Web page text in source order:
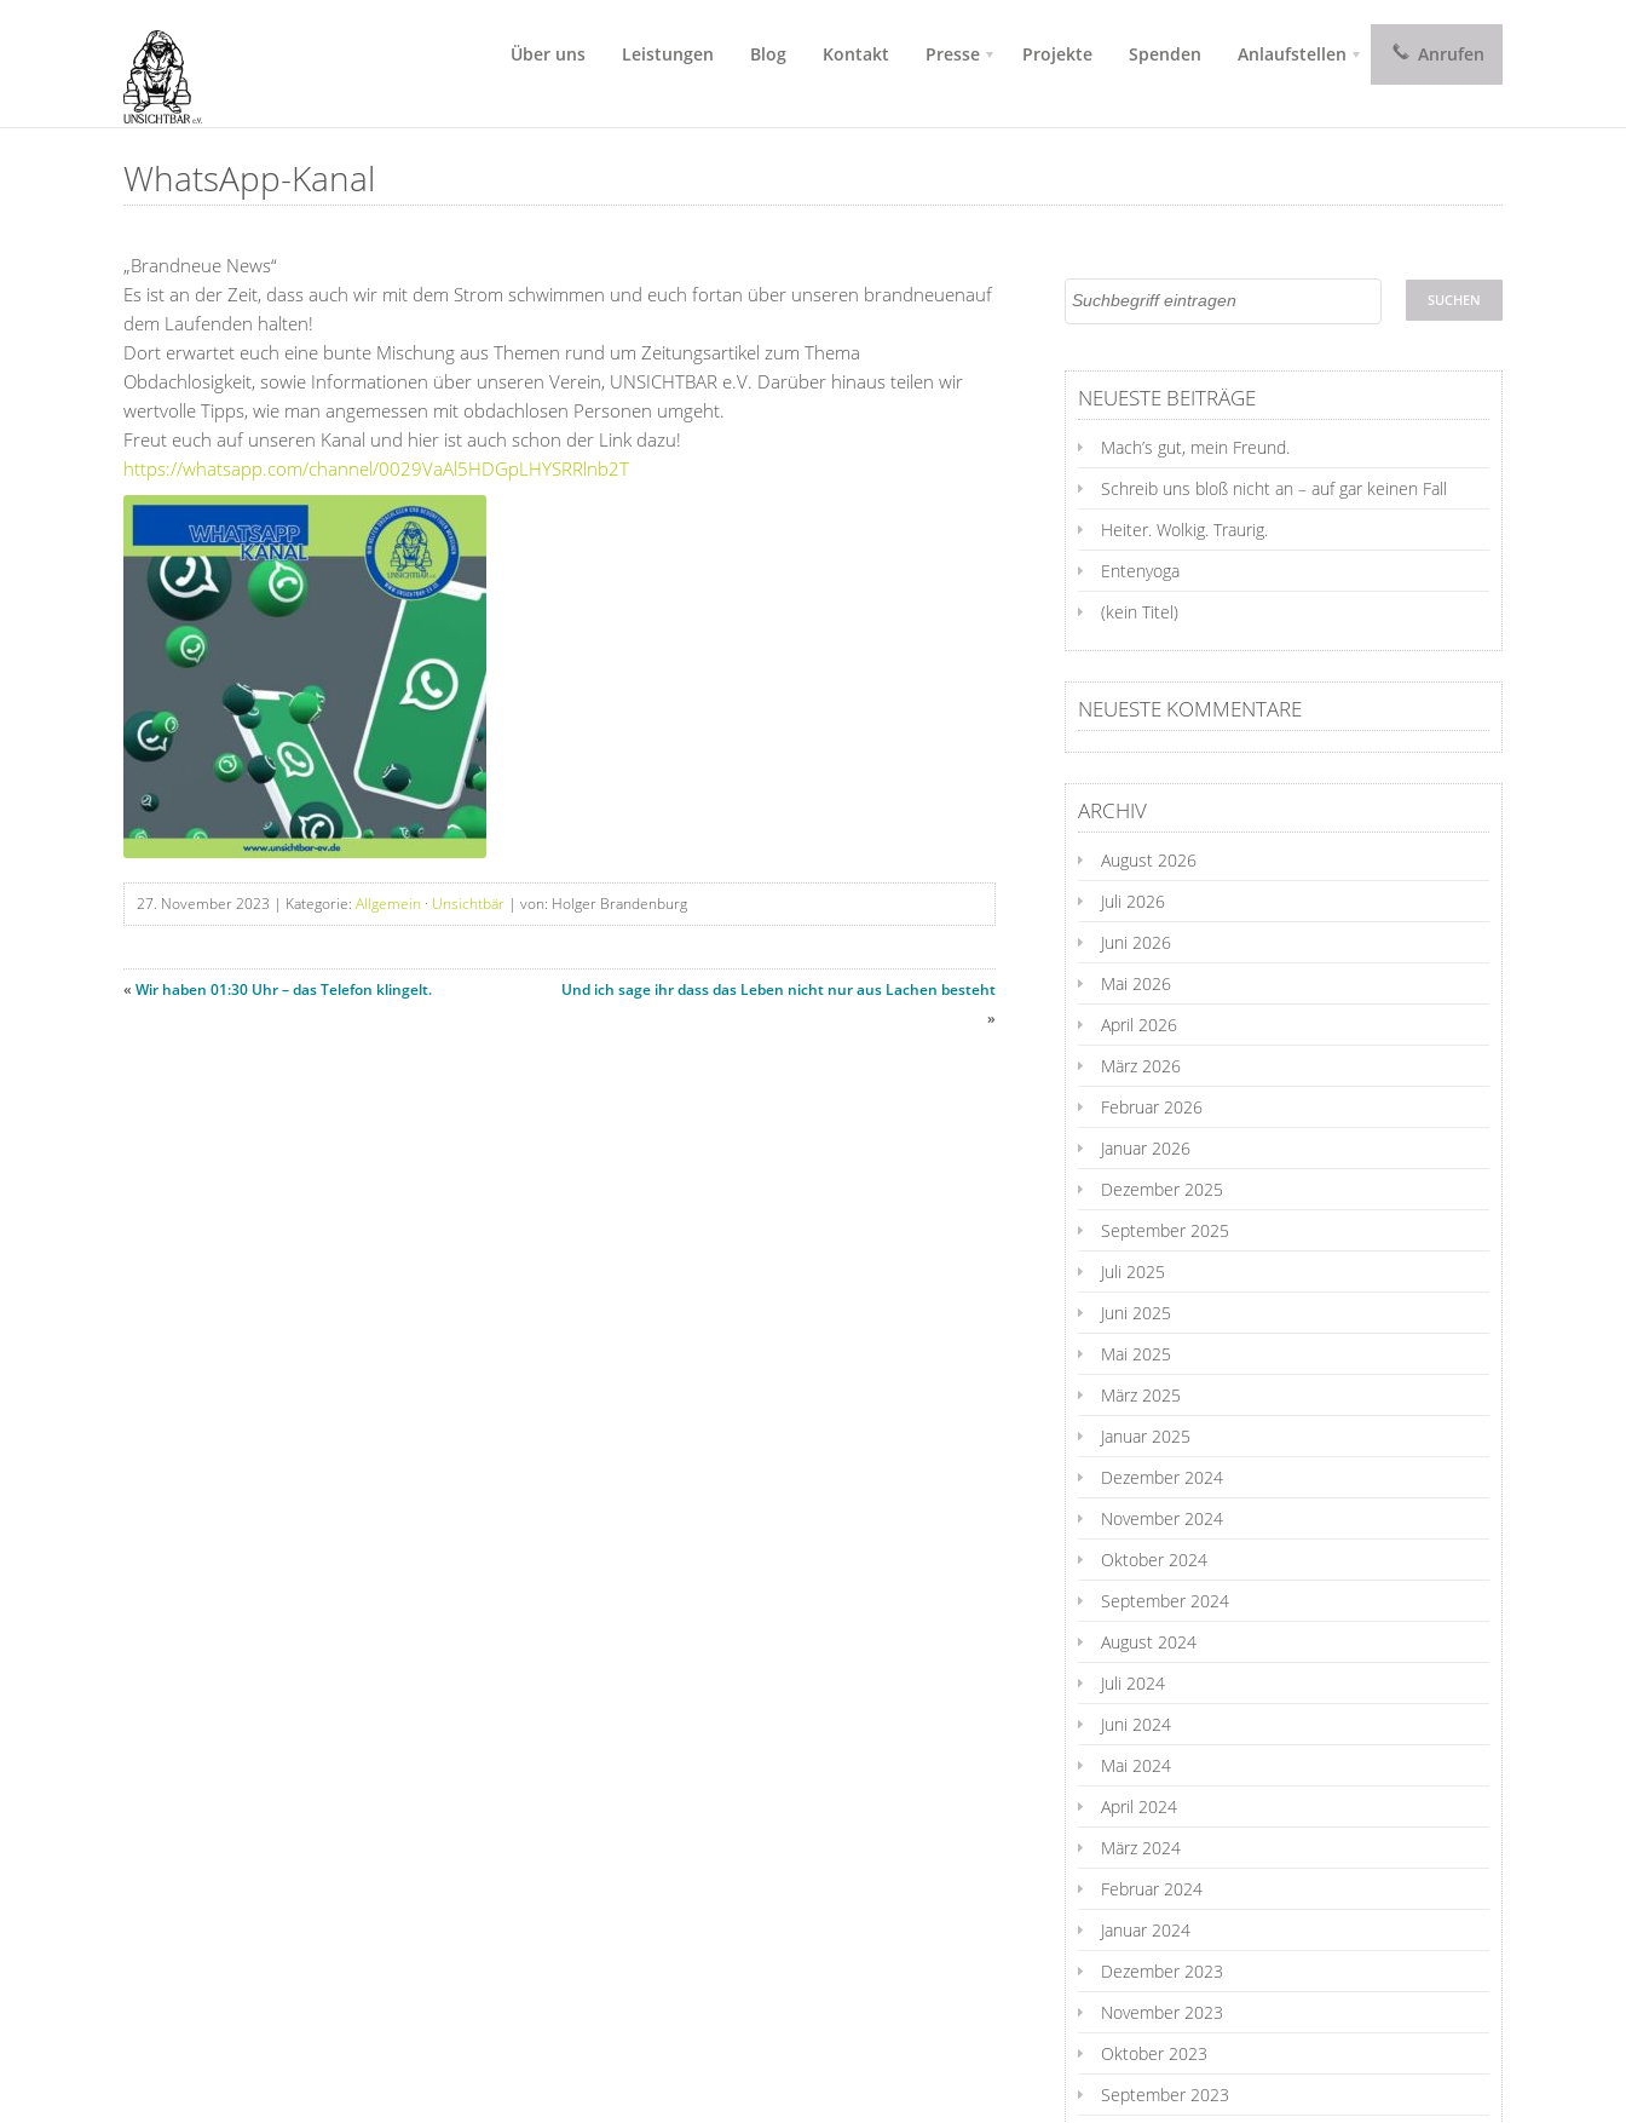
Über uns Leistungen Blog Kontakt Presse Projekte Spenden Anlaufstellen Anrufen
WhatsApp-Kanal
„Brandneue News“
Es ist an der Zeit, dass auch wir mit dem Strom schwimmen und euch fortan über unseren brandneuenauf
dem Laufenden halten!
Dort erwartet euch eine bunte Mischung aus Themen rund um Zeitungsartikel zum Thema
Obdachlosigkeit, sowie Informationen über unseren Verein, UNSICHTBAR e.V. Darüber hinaus teilen wir
wertvolle Tipps, wie man angemessen mit obdachlosen Personen umgeht.
Freut euch auf unseren Kanal und hier ist auch schon der Link dazu!
https://whatsapp.com/channel/0029VaAl5HDGpLHYSRRlnb2T
27. November 2023 | Kategorie: Allgemein · Unsichtbär | von: Holger Brandenburg
« Wir haben 01:30 Uhr – das Telefon klingelt.
Und ich sage ihr dass das Leben nicht nur aus Lachen besteht
»
NEUESTE BEITRÄGE
Mach’s gut, mein Freund.
Schreib uns bloß nicht an – auf gar keinen Fall
Heiter. Wolkig. Traurig.
Entenyoga
(kein Titel)
NEUESTE KOMMENTARE
ARCHIV
August 2026
Juli 2026
Juni 2026
Mai 2026
April 2026
März 2026
Februar 2026
Januar 2026
Dezember 2025
September 2025
Juli 2025
Juni 2025
Mai 2025
März 2025
Januar 2025
Dezember 2024
November 2024
Oktober 2024
September 2024
August 2024
Juli 2024
Juni 2024
Mai 2024
April 2024
März 2024
Februar 2024
Januar 2024
Dezember 2023
November 2023
Oktober 2023
September 2023